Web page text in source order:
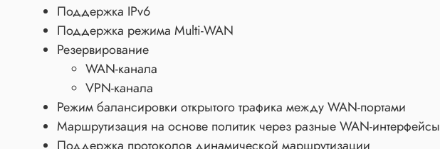
Поддержка IPv6
Поддержка режима Multi-WAN
Резервирование
WAN-канала
VPN-канала
Режим балансировки открытого трафика между WAN-портами
Маршрутизация на основе политик через разные WAN-интерфейсы